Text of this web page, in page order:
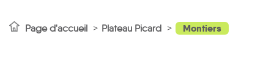
Page d'accueil Plateau Picard Montiers